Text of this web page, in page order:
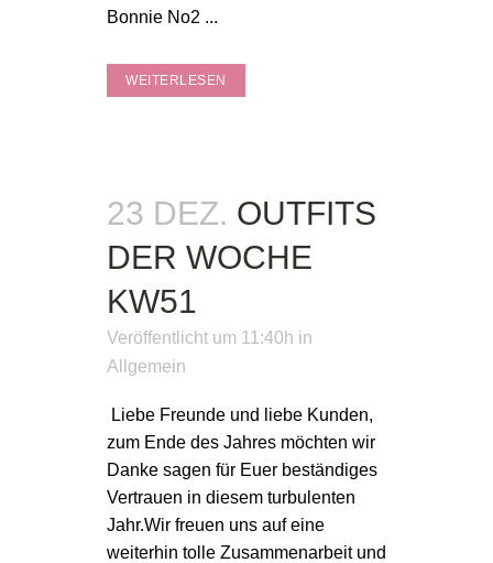
Bonnie No2 ...
WEITERLESEN
23 DEZ. OUTFITS
DER WOCHE
KW51
Veröffentlicht um 11:40h in
Allgemein
Liebe Freunde und liebe Kunden,
zum Ende des Jahres möchten wir
Danke sagen für Euer beständiges
Vertrauen in diesem turbulenten
Jahr.Wir freuen uns auf eine
weiterhin tolle Zusammenarbeit und